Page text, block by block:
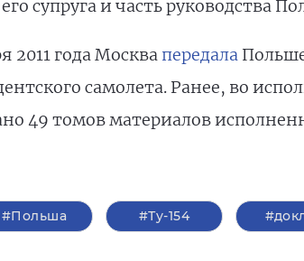
супруга и часть руководства
2011 года Москва передала
самолета. Ранее, во
49 томов материалов
#Польша #Ту-154